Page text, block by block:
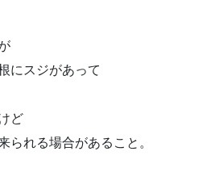
にスジがあって
ど
られる場合があること。